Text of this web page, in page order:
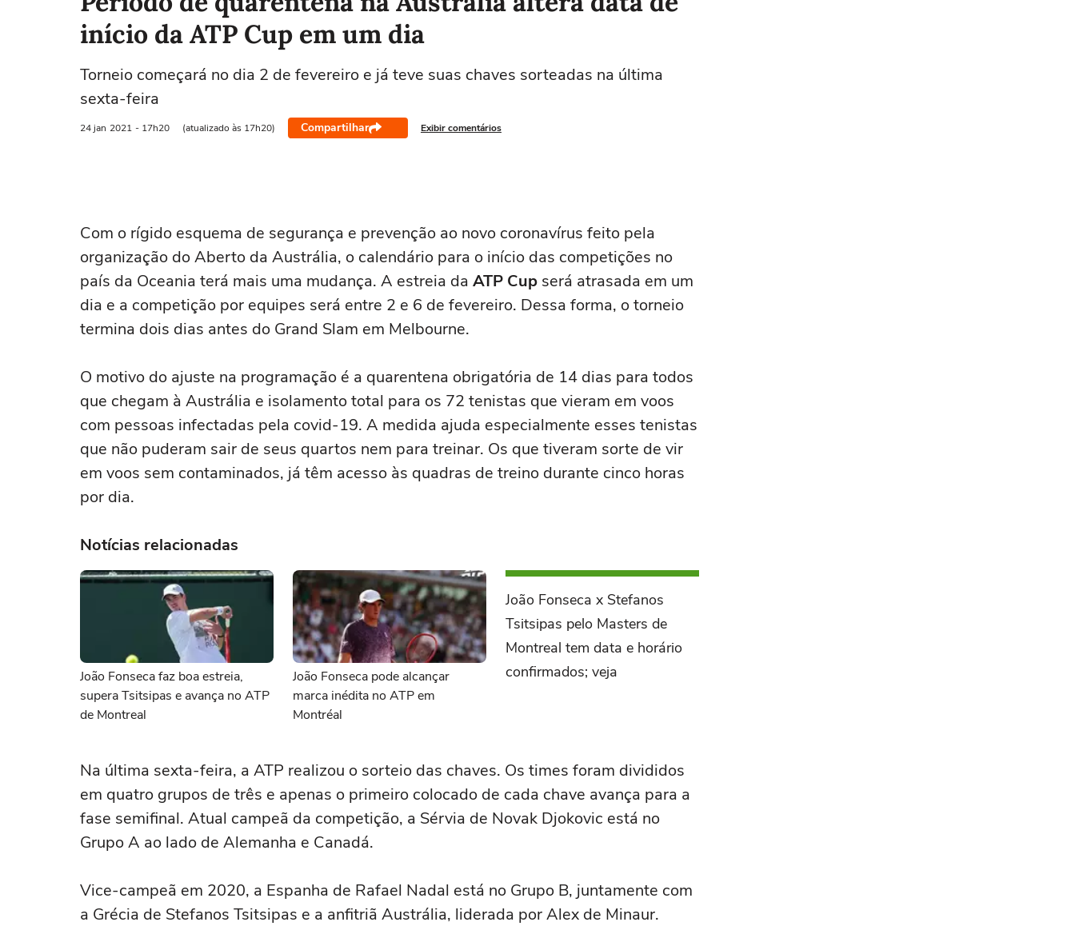
início da ATP Cup em um dia
Torneio começará no dia 2 de fevereiro e já teve suas chaves sorteadas na última
sexta-feira
24 jan 2021 - 17h20 (atualizado às 17h20) Compartilhar Exibir comentários
Com o rígido esquema de segurança e prevenção ao novo coronavírus feito pela
organização do Aberto da Austrália, o calendário para o início das competições no
país da Oceania terá mais uma mudança. A estreia da ATP Cup será atrasada em um
dia e a competição por equipes será entre 2 e 6 de fevereiro. Dessa forma, o torneio
termina dois dias antes do Grand Slam em Melbourne.
O motivo do ajuste na programação é a quarentena obrigatória de 14 dias para todos
que chegam à Austrália e isolamento total para os 72 tenistas que vieram em voos
com pessoas infectadas pela covid-19. A medida ajuda especialmente esses tenistas
que não puderam sair de seus quartos nem para treinar. Os que tiveram sorte de vir
em voos sem contaminados, já têm acesso às quadras de treino durante cinco horas
por dia.
Notícias relacionadas
João Fonseca faz boa estreia,
supera Tsitsipas e avança no ATP
de Montreal
João Fonseca pode alcançar
marca inédita no ATP em
Montréal
João Fonseca x Stefanos
Tsitsipas pelo Masters de
Montreal tem data e horário
confirmados; veja
Na última sexta-feira, a ATP realizou o sorteio das chaves. Os times foram divididos
em quatro grupos de três e apenas o primeiro colocado de cada chave avança para a
fase semifinal. Atual campeã da competição, a Sérvia de Novak Djokovic está no
Grupo A ao lado de Alemanha e Canadá.
Vice-campeã em 2020, a Espanha de Rafael Nadal está no Grupo B, juntamente com
a Grécia de Stefanos Tsitsipas e a anfitriã Austrália, liderada por Alex de Minaur.